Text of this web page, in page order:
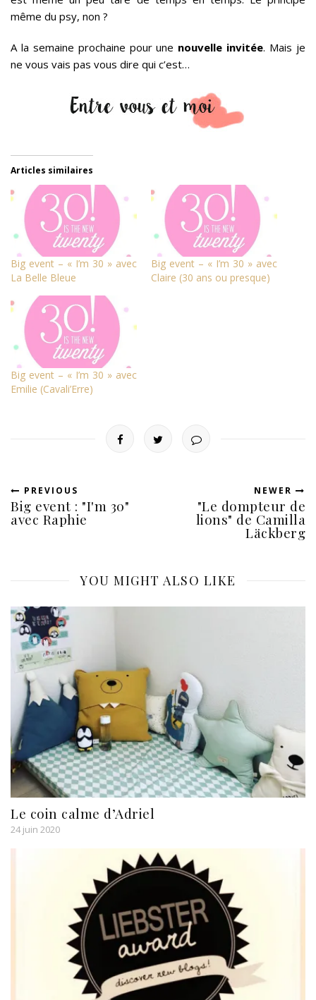
même du psy, non ?
A la semaine prochaine pour une nouvelle invitée. Mais je
ne vous vais pas vous dire qui c’est…
Articles similaires
Big event – « I’m 30 » avec
La Belle Bleue
Big event – « I’m 30 » avec
Claire (30 ans ou presque)
Big event – « I’m 30 » avec
Emilie (Cavali’Erre)
PREVIOUS
Big event : "I'm 30"
avec Raphie
NEWER
"Le dompteur de
lions" de Camilla
Läckberg
YOU MIGHT ALSO LIKE
Le coin calme d’Adriel
24 juin 2020